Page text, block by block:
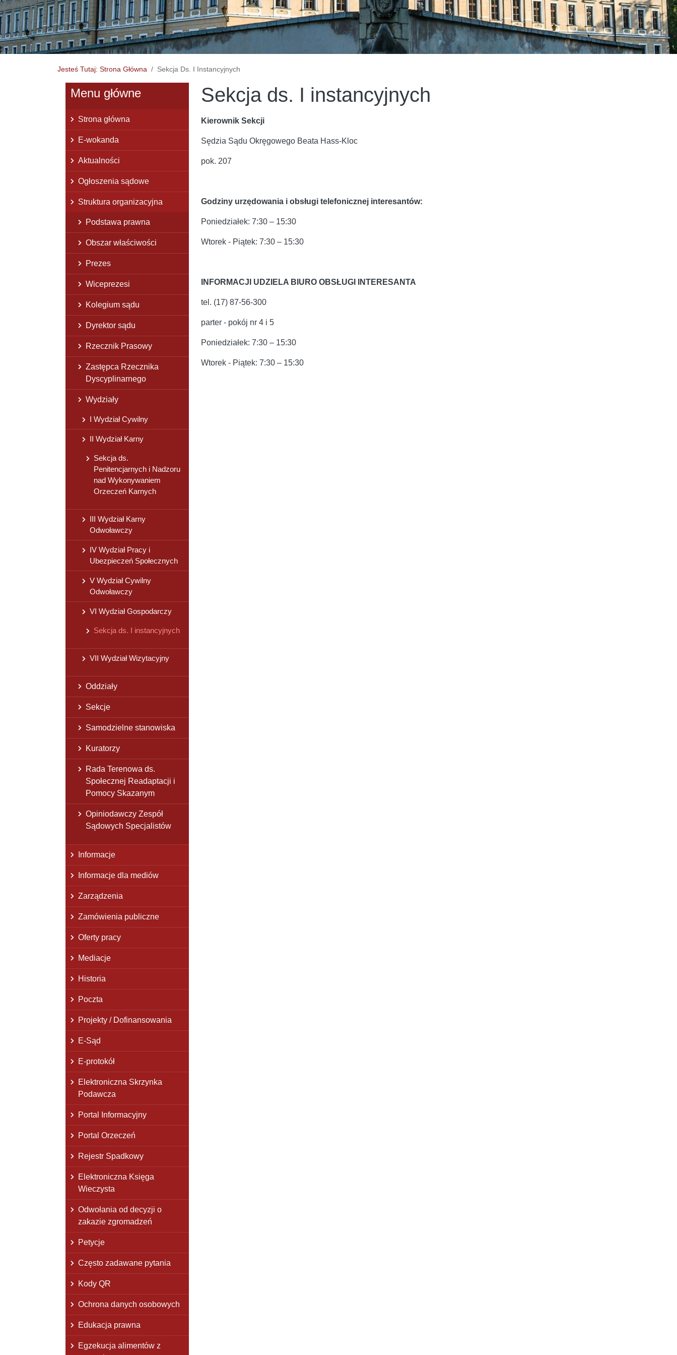
Jesteś Tutaj: Strona Główna Sekcja Ds. I Instancyjnych
Sekcja ds. I instancyjnych
Kierownik Sekcji
Sędzia Sądu Okręgowego Beata Hass-Kloc
pok. 207
Godziny urzędowania i obsługi telefonicznej interesantów:
Poniedziałek: 7:30 – 15:30
Wtorek - Piątek: 7:30 – 15:30
INFORMACJI UDZIELA BIURO OBSŁUGI INTERESANTA
tel. (17) 87-56-300
parter - pokój nr 4 i 5
Poniedziałek: 7:30 – 15:30
Wtorek - Piątek: 7:30 – 15:30
Menu główne
Strona główna
E-wokanda
Aktualności
Ogłoszenia sądowe
Struktura organizacyjna
Podstawa prawna
Obszar właściwości
Prezes
Wiceprezesi
Kolegium sądu
Dyrektor sądu
Rzecznik Prasowy
Zastępca Rzecznika
Dyscyplinarnego
Wydziały
I Wydział Cywilny
II Wydział Karny
Sekcja ds.
Penitencjarnych i Nadzoru
nad Wykonywaniem
Orzeczeń Karnych
III Wydział Karny
Odwoławczy
IV Wydział Pracy i
Ubezpieczeń Społecznych
V Wydział Cywilny
Odwoławczy
VI Wydział Gospodarczy
Sekcja ds. I instancyjnych
VII Wydział Wizytacyjny
Oddziały
Sekcje
Samodzielne stanowiska
Kuratorzy
Rada Terenowa ds.
Społecznej Readaptacji i
Pomocy Skazanym
Opiniodawczy Zespół
Sądowych Specjalistów
Informacje
Informacje dla mediów
Zarządzenia
Zamówienia publiczne
Oferty pracy
Mediacje
Historia
Poczta
Projekty / Dofinansowania
E-Sąd
E-protokół
Elektroniczna Skrzynka
Podawcza
Portal Informacyjny
Portal Orzeczeń
Rejestr Spadkowy
Elektroniczna Księga
Wieczysta
Odwołania od decyzji o
zakazie zgromadzeń
Petycje
Często zadawane pytania
Kody QR
Ochrona danych osobowych
Edukacja prawna
Egzekucja alimentów z